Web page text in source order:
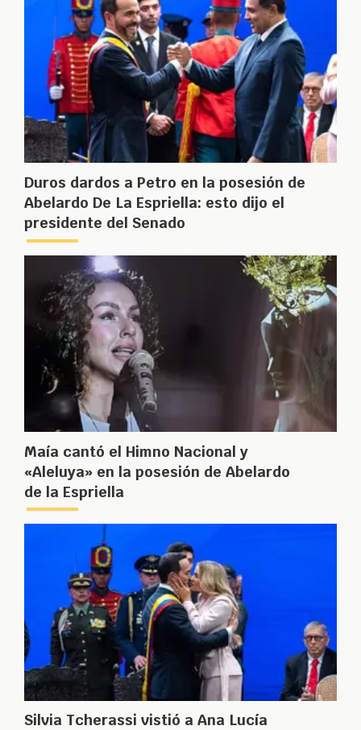
Duros dardos a Petro en la posesión de
Abelardo De La Espriella: esto dijo el
presidente del Senado
Maía cantó el Himno Nacional y
«Aleluya» en la posesión de Abelardo
de la Espriella
Silvia Tcherassi vistió a Ana Lucía